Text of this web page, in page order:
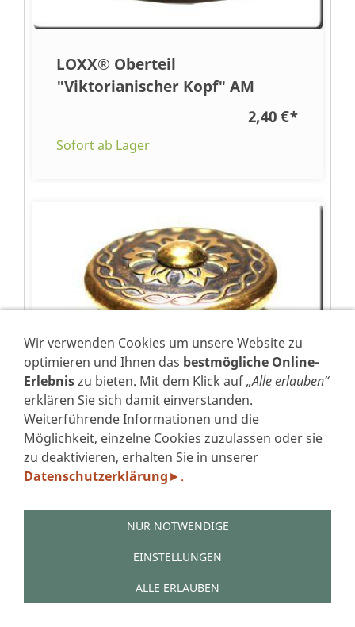
LOXX® Oberteil
"Viktorianischer Kopf" AM
2,40 €*
Sofort ab Lager
LOXX® Oberteil
"Viktorianischer Kopf" AM
Sofort ab Lager
Wir verwenden Cookies um unsere Website zu
optimieren und Ihnen das bestmögliche Online-
Erlebniszu bieten. Mit dem Klick auf„Alle erlauben“
erklären Sie sich damit einverstanden.
Weiterführende Informationen und die
Möglichkeit, einzelne Cookies zuzulassen oder sie
zu deaktivieren, erhalten Sie in unserer
Datenschutzerklärung ► .
NUR NOTWENDIGE
EINSTELLUNGEN
ALLE ERLAUBEN